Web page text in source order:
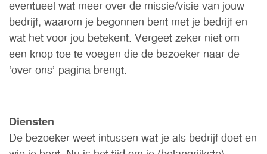
eventueel wat meer over de missie/visie van jouw
bedrijf, waarom je begonnen bent met je bedrijf en
wat het voor jou betekent. Vergeet zeker niet om
een knop toe te voegen die de bezoeker naar de
‘over ons’-pagina brengt.
Diensten
De bezoeker weet intussen wat je als bedrijf doet en